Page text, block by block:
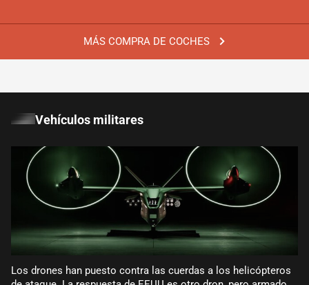
MÁS COMPRA DE COCHES
Vehículos militares
Los drones han puesto contra las cuerdas a los helicópteros